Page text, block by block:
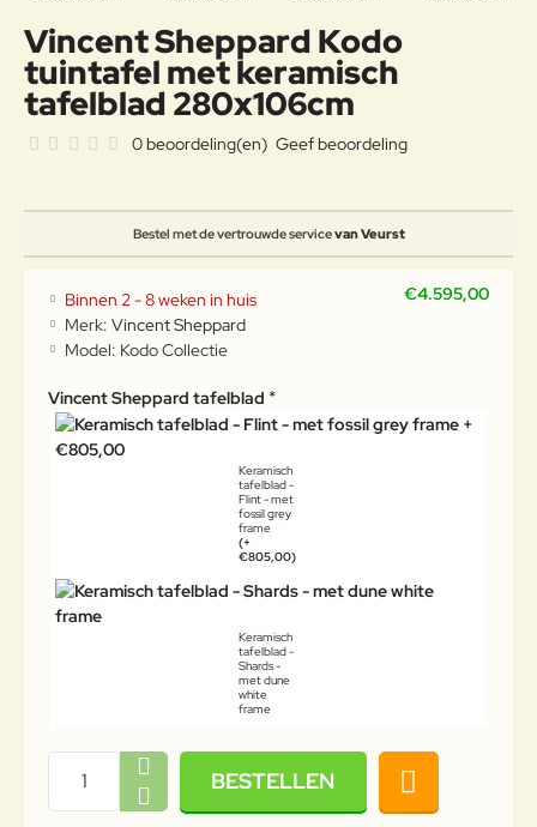
Vincent Sheppard Kodo
tuintafel met keramisch
tafelblad 280x106cm
Bestel met de vertrouwde servicevan Veurst
0 beoordeling(en) Geef beoordeling
€4.595,00
Binnen 2 - 8 weken in huis
Merk: Vincent Sheppard
Model: Kodo Collectie
Vincent Sheppard tafelblad
Keramisch
tafelblad -
Flint - met
fossil grey
frame
(+
€805,00)
Keramisch
tafelblad -
Shards -
met dune
white
frame
BESTELLEN